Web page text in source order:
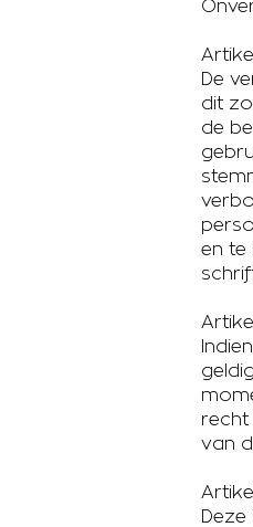
De
dit
de
en te
recht
van